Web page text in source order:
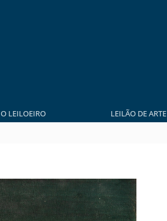
O LEILOEIRO LEILÃO DE ARTE